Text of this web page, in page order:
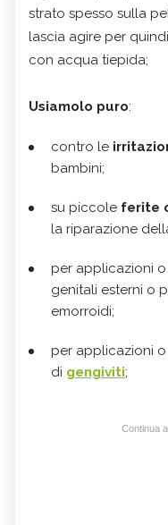
strato spesso sulla
lascia agire per
con acqua tiepida;
Usiamolo puro:
contro le
bambini;
su piccole ferite
la riparazione
per applicazioni o
genitali esterni o
emorroidi;
per applicazioni
di gengiviti;
Continua